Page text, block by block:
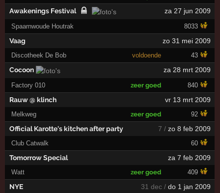
Awakenings Festival za 27 jun 2009
Spaarnwoude Houtrak 8033
Vaag zo 31 mei 2009
Discotheek De Bob voldoende 43
Cocoon za 28 mrt 2009
Factory 010 zeer goed 840
Rauw @ klinch vr 13 mrt 2009
Melkweg zeer goed 92
Official Karotte's kitchen after party 7 /zo 8 feb 2009
Club Catwalk 60
Tomorrow Special za 7 feb 2009
Watt zeer goed 409
NYE 31 dec /do 1 jan 2009